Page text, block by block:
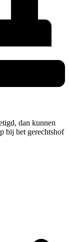
dan kunnen
bij het gerechtshof